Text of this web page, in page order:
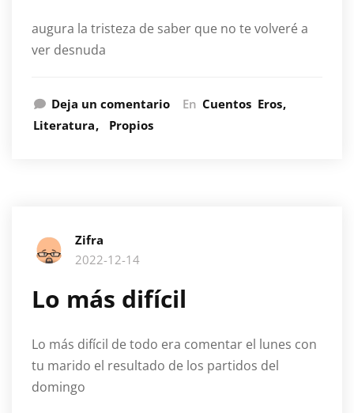
augura la tristeza de saber que no te volveré a
ver desnuda
Deja un comentario En Cuentos Eros
Literatura
Propios
Zifra
2022-12-14
Lo más difícil
Lo más difícil de todo era comentar el lunes con
tu marido el resultado de los partidos del
domingo